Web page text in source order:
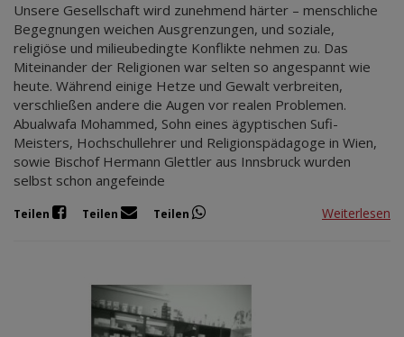
Unsere Gesellschaft wird zunehmend härter – menschliche
Begegnungen weichen Ausgrenzungen, und soziale,
religiöse und milieubedingte Konflikte nehmen zu. Das
Miteinander der Religionen war selten so angespannt wie
heute. Während einige Hetze und Gewalt verbreiten,
verschließen andere die Augen vor realen Problemen.
Abualwafa Mohammed, Sohn eines ägyptischen Sufi-
Meisters, Hochschullehrer und Religionspädagoge in Wien,
sowie Bischof Hermann Glettler aus Innsbruck wurden
selbst schon angefeinde
Teilen Teilen Teilen Weiterlesen